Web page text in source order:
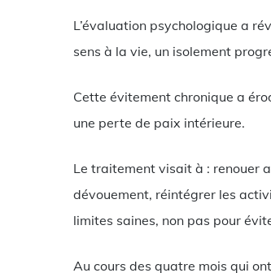
L’évaluation psychologique a
sens à la vie, un isolement
Cette évitement chronique a
une perte de paix intérieure.
Le traitement visait à : renouer
dévouement, réintégrer les
limites saines, non pas pour
Au cours des quatre mois qui